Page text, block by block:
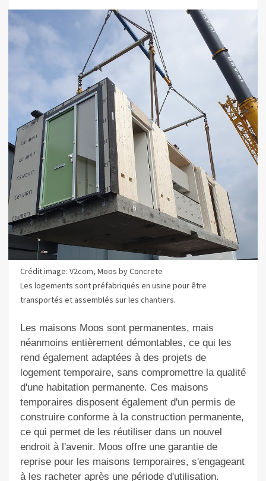
Crédit image: V2com, Moos by Concrete
Les logements sont préfabriqués en usine pour être
transportés et assemblés sur les chantiers.
Les maisons Moos sont permanentes, mais
néanmoins entièrement démontables, ce qui les
rend également adaptées à des projets de
logement temporaire, sans compromettre la qualité
d'une habitation permanente. Ces maisons
temporaires disposent également d'un permis de
construire conforme à la construction permanente,
ce qui permet de les réutiliser dans un nouvel
endroit à l'avenir. Moos offre une garantie de
reprise pour les maisons temporaires, s'engageant
à les racheter après une période d'utilisation.